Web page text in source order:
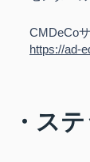
CMDeCo
https://ad-
・ステ